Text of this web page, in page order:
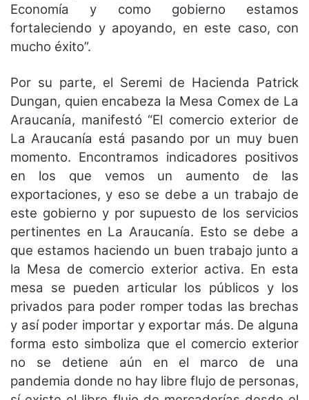
Economía y como gobierno estamos
fortaleciendo y apoyando, en este caso, con
mucho éxito”.
Por su parte, el Seremi de Hacienda Patrick
Dungan, quien encabeza la Mesa Comex de La
Araucanía, manifestó “El comercio exterior de
La Araucanía está pasando por un muy buen
momento. Encontramos indicadores positivos
en los que vemos un aumento de las
exportaciones, y eso se debe a un trabajo de
este gobierno y por supuesto de los servicios
pertinentes en La Araucanía. Esto se debe a
que estamos haciendo un buen trabajo junto a
la Mesa de comercio exterior activa. En esta
mesa se pueden articular los públicos y los
privados para poder romper todas las brechas
y así poder importar y exportar más. De alguna
forma esto simboliza que el comercio exterior
no se detiene aún en el marco de una
pandemia donde no hay libre flujo de personas,